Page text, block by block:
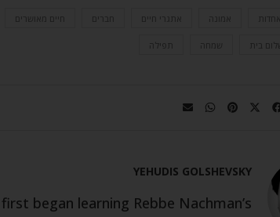
אחדות אמונה אתגרי חיים חברים חיים מאושרים
שלום בית שמחה תפילה
YEHUDIS GOLSHEVSKY
began learning Rebbe Nachman’s